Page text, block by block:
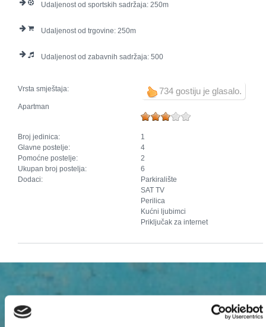
Udaljenost od sportskih sadržaja: 250
Udaljenost od trgovine: 250
Udaljenost od zabavnih sadržaja: 500
734 gostiju je glasalo.
Vrsta smještaja:
Apartman
Broj jedinica:
1
Glavne postelje:
4
Pomoćne postelje:
2
Ukupan broj postelja:
6
Dodaci:
Parkiralište
SAT TV
Perilica
Kućni ljubimci
Priključak za internet